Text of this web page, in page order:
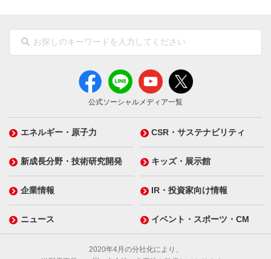
公式ソーシャルメディア一覧
エネルギー・原子力 CSR・サステナビリティ
新成長分野・技術研究開発 キッズ・展示館
企業情報 IR・投資家向け情報
ニュース イベント・スポーツ・CM
2020年4月の分社化により、